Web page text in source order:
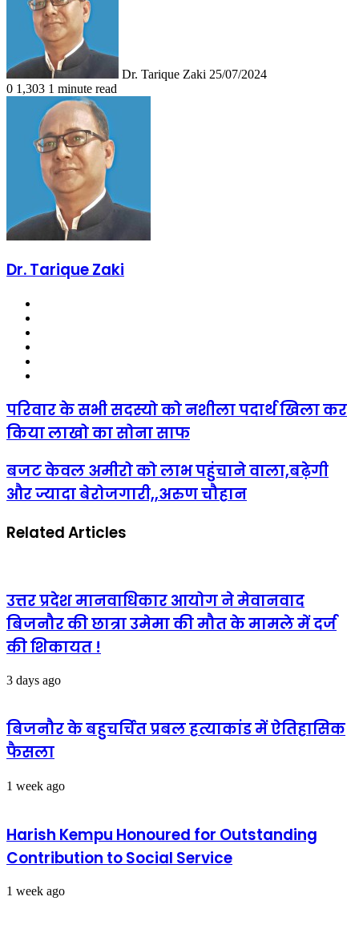
Dr. Tarique Zaki 25/07/2024
0 1,303 1 minute read
Dr. Tarique Zaki
परिवार
के
सभी
को
नशीला
पदार्थ
खिला
किया
साफ
परिवार के सभी सदस्यो को नशीला पदार्थ खिला कर
किया लाखो का सोना साफ
बजट
केवल
अमीरो
लाभ
पहुंचाने
बेरोजगारी,,अरुण
चौहान
बजट केवल अमीरो को लाभ पहुंचाने वाला,बढ़ेगी
और ज्यादा बेरोजगारी,,अरुण चौहान
Related Articles
उत्तर प्रदेश मानवाधिकार आयोग ने मेवानवाद
बिजनौर की छात्रा उमेमा की मौत के मामले में दर्ज
की शिकायत !
3 days ago
बिजनौर के बहुचर्चित प्रबल हत्याकांड में ऐतिहासिक
फैसला
1 week ago
Harish Kempu Honoured for Outstanding
Contribution to Social Service
1 week ago